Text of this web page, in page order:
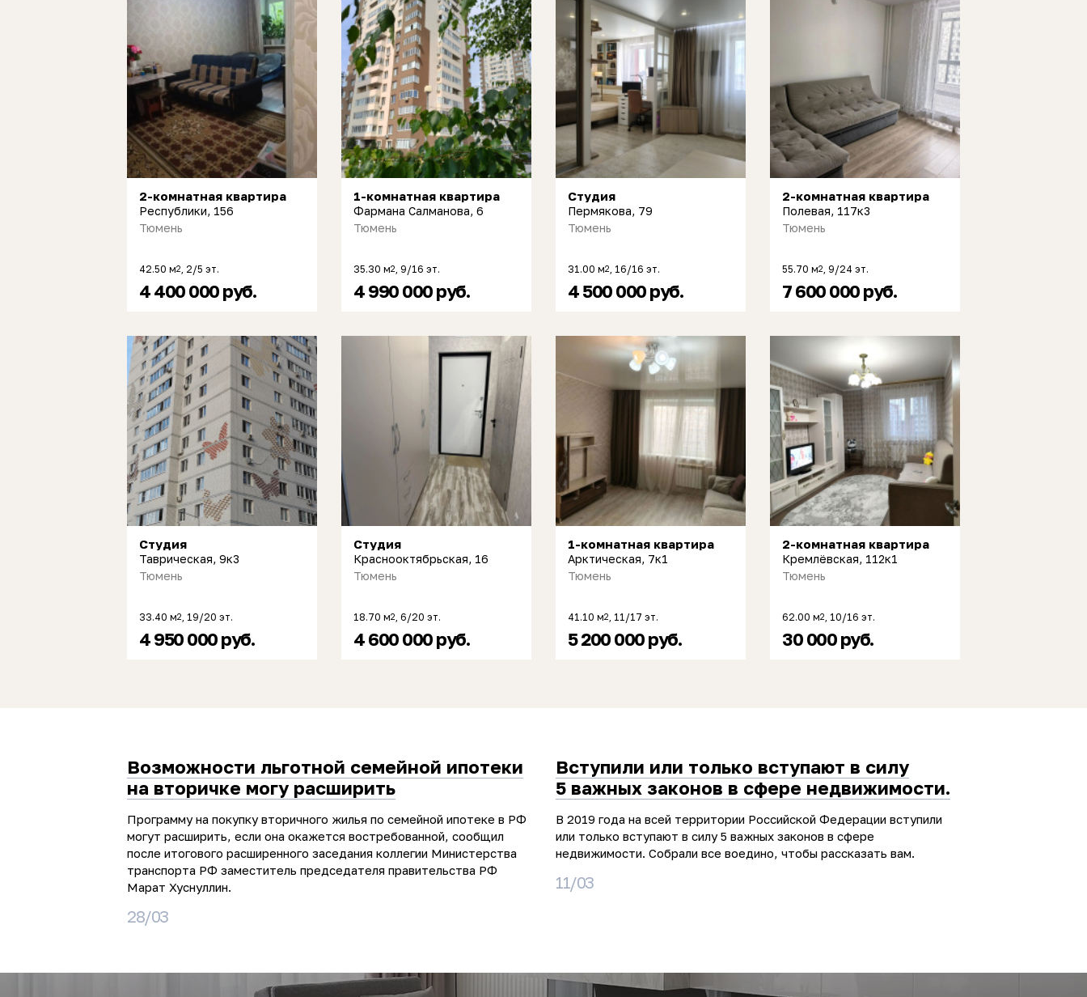
2-комнатная квартира
Республики, 156
Тюмень
42.50 м2, 2/5 эт.
4 400 000 руб.
1-комнатная квартира
Фармана Салманова, 6
Тюмень
35.30 м2, 9/16 эт.
4 990 000 руб.
Студия
Пермякова, 79
Тюмень
31.00 м2, 16/16 эт.
4 500 000 руб.
2-комнатная квартира
Полевая, 117к3
Тюмень
55.70 м2, 9/24 эт.
7 600 000 руб.
Студия
Таврическая, 9к3
Тюмень
33.40 м2, 19/20 эт.
4 950 000 руб.
Студия
Краснооктябрьская, 16
Тюмень
18.70 м2, 6/20 эт.
4 600 000 руб.
1-комнатная квартира
Арктическая, 7к1
Тюмень
41.10 м2, 11/17 эт.
5 200 000 руб.
2-комнатная квартира
Кремлёвская, 112к1
Тюмень
62.00 м2, 10/16 эт.
30 000 руб.
Возможности льготной семейной ипотеки
на вторичке могу расширить
Программу на покупку вторичного жилья по семейной ипотеке в РФ
могут расширить, если она окажется востребованной, сообщил
после итогового расширенного заседания коллегии Министерства
транспорта РФ заместитель председателя правительства РФ
Марат Хуснуллин.
28/03
Вступили или только вступают в силу
5 важных законов в сфере недвижимости.
В 2019 года на всей территории Российской Федерации вступили
или только вступают в силу 5 важных законов в сфере
недвижимости. Собрали все воедино, чтобы рассказать вам.
11/03